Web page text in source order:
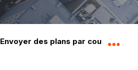
Envoyer des plans par courriel (iOS)